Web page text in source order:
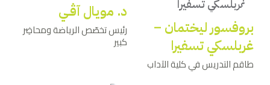
بروفسور ليختمان –
غربلسكي تسفيرا
طاقم التدريس في كلية الآداب
د. مويال آﭬـي
رئيس تخصّص الرياضة ومحاضِر
كبير